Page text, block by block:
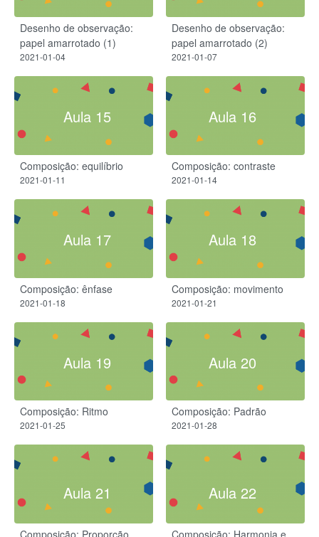
Desenho de observação:
papel amarrotado (1)
2021-01-04
Desenho de observação:
papel amarrotado (2)
2021-01-07
Aula 15
Composição: equilíbrio
2021-01-11
Aula 16
Composição: contraste
2021-01-14
Aula 17
Composição: ênfase
2021-01-18
Aula 18
Composição: movimento
2021-01-21
Aula 19
Composição: Ritmo
2021-01-25
Aula 20
Composição: Padrão
2021-01-28
Aula 21 Aula 22